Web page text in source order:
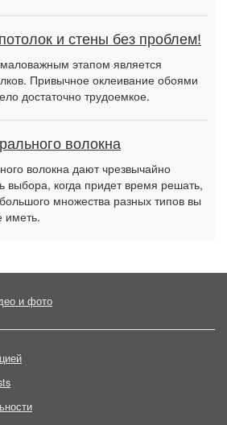
и стены без проблем!
этапом является
Привычное оклеивание обоями
достаточно трудоемкое.
волокна
волокна дают чрезвычайно
выбора, когда придет время решать,
множества разных типов вы
иметь.
и фото